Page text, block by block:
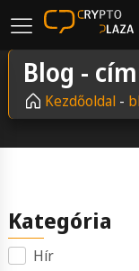
Blog -
Kezdőoldal-
Kategória
Hír